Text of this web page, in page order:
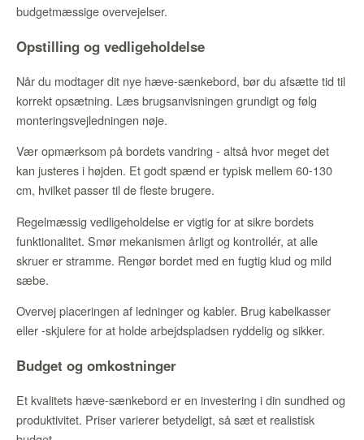
budgetmæssige overvejelser.
Opstilling og vedligeholdelse
Når du modtager dit nye hæve-sænkebord, bør du afsætte tid til
korrekt opsætning. Læs brugsanvisningen grundigt og følg
monteringsvejledningen nøje.
Vær opmærksom på bordets vandring - altså hvor meget det
kan justeres i højden. Et godt spænd er typisk mellem 60-130
cm, hvilket passer til de fleste brugere.
Regelmæssig vedligeholdelse er vigtig for at sikre bordets
funktionalitet. Smør mekanismen årligt og kontrollér, at alle
skruer er stramme. Rengør bordet med en fugtig klud og mild
sæbe.
Overvej placeringen af ledninger og kabler. Brug kabelkasser
eller -skjulere for at holde arbejdspladsen ryddelig og sikker.
Budget og omkostninger
Et kvalitets hæve-sænkebord er en investering i din sundhed og
produktivitet. Priser varierer betydeligt, så sæt et realistisk